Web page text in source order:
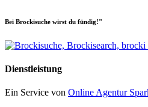
Bei Brockisuche wirst du fündig!"
Dienstleistung
Ein Service von Online Agentur